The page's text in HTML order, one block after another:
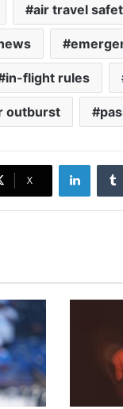
air travel
in-flight rules
outburst
X